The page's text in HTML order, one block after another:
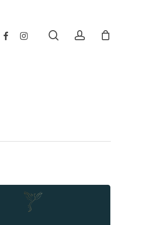
facebookinstagram searchaccount